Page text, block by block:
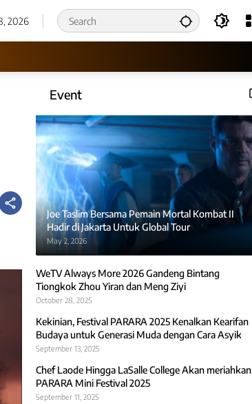
2026
Event
Joe Taslim Bersama Pemain Mortal Kombat II
Hadir di Jakarta Untuk Global Tour
May 2, 2026
WeTV Always More 2026 Gandeng Bintang
Tiongkok Zhou Yiran dan Meng Ziyi
October 28, 2025
Kekinian, Festival PARARA 2025 Kenalkan Kearifan
Budaya untuk Generasi Muda dengan Cara Asyik
September 13, 2025
Chef Laode Hingga LaSalle College Akan meriahkan
PARARA Mini Festival 2025
September 11, 2025